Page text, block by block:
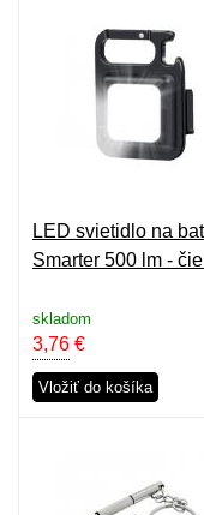
LED svietidlo na
Smarter 500 lm -
skladom
3,76 €
Vložiť do košíka